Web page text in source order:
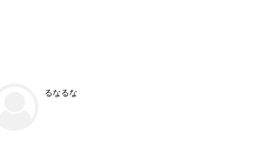
るなるな